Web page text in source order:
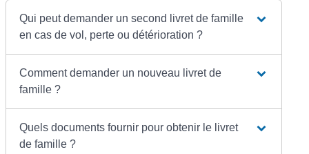
Qui peut demander un second livret de famille
en cas de vol, perte ou détérioration ?
Comment demander un nouveau livret de
famille ?
Quels documents fournir pour obtenir le livret
de famille ?